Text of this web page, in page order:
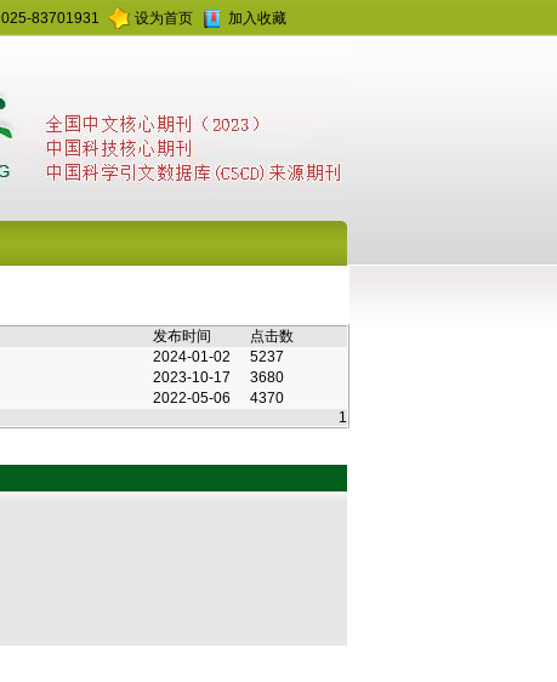
025-83701931 设为首页 加入收藏
发布时间
点击数
2024-01-02
5237
2023-10-17
3680
2022-05-06
4370
1